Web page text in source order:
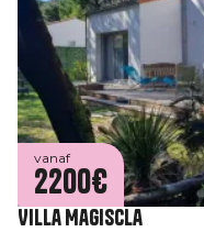
vanaf
2200€
Villa Magiscla